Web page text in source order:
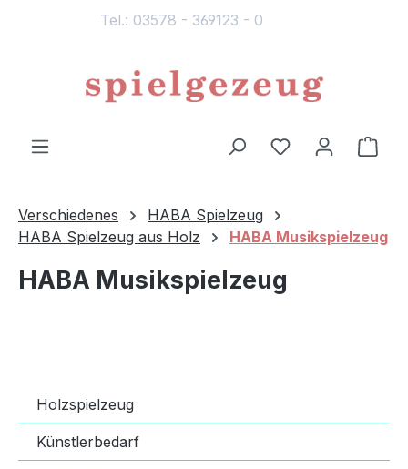
Tel.: 03578 - 369123 - 0
Du hast 0
Verschiedenes
HABA Spielzeug
HABA Spielzeug aus Holz
HABA Musikspielzeug
HABA Musikspielzeug
Holzspielzeug
Künstlerbedarf